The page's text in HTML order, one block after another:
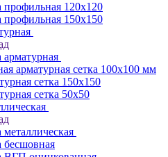
профильная 120х120
профильная 150х150
арматурная
арматурная сетка 100х100 мм
сетка 150х150
сетка 50х50
металлическая
бесшовная